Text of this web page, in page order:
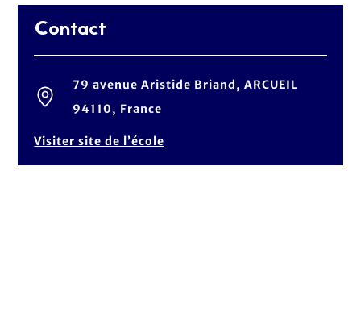
Contact
79 avenue Aristide Briand, ARCUEIL
94110, France
Visiter site de l’école